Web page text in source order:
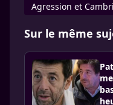
Agression et
Sur le même